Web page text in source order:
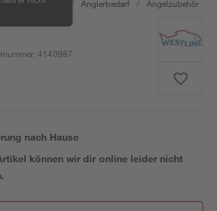
/ Tierbedarf / Anglerbedarf / Angelzubehör
:4140987
nach Hause
können wir dir online leider nicht